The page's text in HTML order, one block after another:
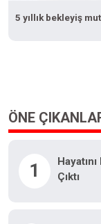
5 yıllık bekleyiş
ÖNE
1
Çıktı